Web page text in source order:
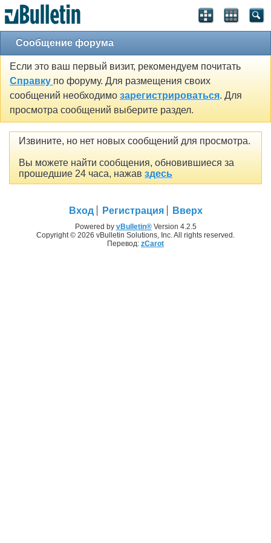
Сообщение форума
Если это ваш первый визит, рекомендуем почитать
Справку по форуму. Для размещения своих
сообщений необходимо зарегистрироваться. Для
просмотра сообщений выберите раздел.
Извините, но нет новых сообщений для просмотра.
Вы можете найти сообщения, обновившиеся за
прошедшие 24 часа, нажав здесь
Вход Регистрация Вверх
Powered by vBulletin®Version 4.2.5
Copyright © 2026 vBulletin Solutions, Inc. All rights reserved.
Перевод: zCarot